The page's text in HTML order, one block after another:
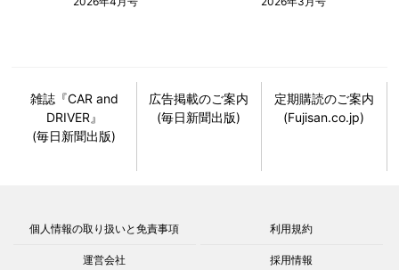
雑誌『CAR and
DRIVER』
(毎日新聞出版)
広告掲載のご案内
(毎日新聞出版)
定期購読のご案内
(Fujisan.co.jp)
個人情報の取り扱いと免責事項 利用規約
運営会社 採用情報